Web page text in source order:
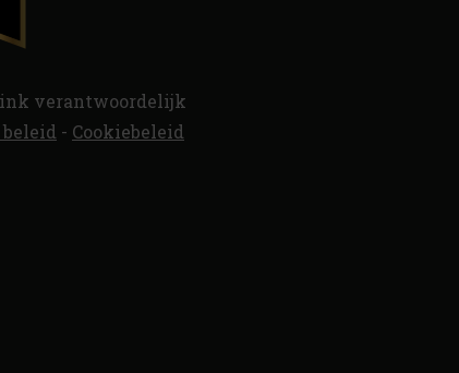
verantwoordelijk
- Cookiebeleid